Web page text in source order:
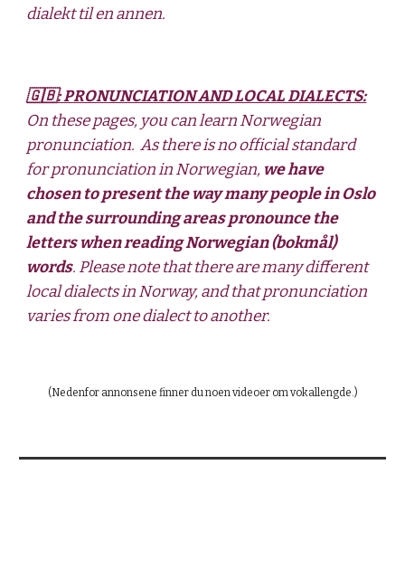
dialekt til en annen.
🇬🇧: PRONUNCIATION AND LOCAL DIALECTS:
On these pages, you can learn Norwegian
pronunciation.  As there is no official standard
for pronunciation in Norwegian, we have
chosen to present the way many people in Oslo
and the surrounding areas pronounce the
letters when reading Norwegian (bokmål)
words. Please note that there are many different
local dialects in Norway, and that pronunciation
varies from one dialect to another.
(Nedenfor annonsene finner du noen videoer om vokallengde.)